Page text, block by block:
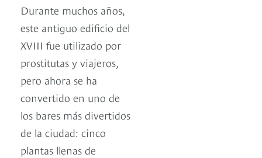
Durante muchos años,
este antiguo edificio del
XVIII fue utilizado por
prostitutas y viajeros,
pero ahora se ha
convertido en uno de
los bares más divertidos
de la ciudad: cinco
plantas llenas de